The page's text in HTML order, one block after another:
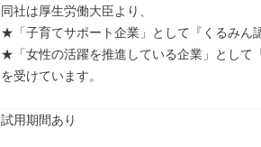
同社は厚生労働大臣より、
★「子育てサポート企業」として『くるみん
★「女性の活躍を推進している企業」として
を受けています。
試用期間あり